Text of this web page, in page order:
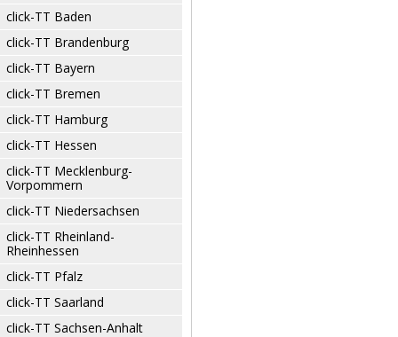
click-TT Baden
click-TT Brandenburg
click-TT Bayern
click-TT Bremen
click-TT Hamburg
click-TT Hessen
click-TT Mecklenburg-
Vorpommern
click-TT Niedersachsen
click-TT Rheinland-
Rheinhessen
click-TT Pfalz
click-TT Saarland
click-TT Sachsen-Anhalt